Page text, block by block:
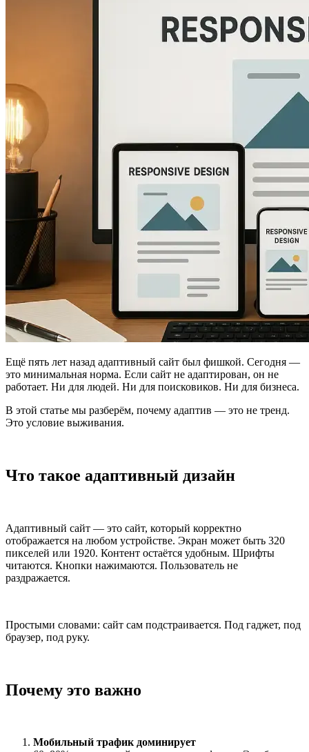
Ещё пять лет назад адаптивный сайт был фишкой. Сегодня —
это минимальная норма. Если сайт не адаптирован, он не
работает. Ни для людей. Ни для поисковиков. Ни для бизнеса.
В этой статье мы разберём, почему адаптив — это не тренд.
Это условие выживания.
Что такое адаптивный дизайн
Адаптивный сайт — это сайт, который корректно
отображается на любом устройстве. Экран может быть 320
пикселей или 1920. Контент остаётся удобным. Шрифты
читаются. Кнопки нажимаются. Пользователь не
раздражается.
Простыми словами: сайт сам подстраивается. Под гаджет, под
браузер, под руку.
Почему это важно
Мобильный трафик доминирует